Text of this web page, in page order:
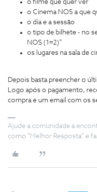
o filme que quer ver
o Cinema NOS a que
o dia e a sessão
o tipo de bilhete - no
NOS (1=2)"
os lugares na sala de
Depois basta preencher o
Logo após o pagamento,
compra e um email com os
Ajude a comunidade a
como "Melhor Resposta" e